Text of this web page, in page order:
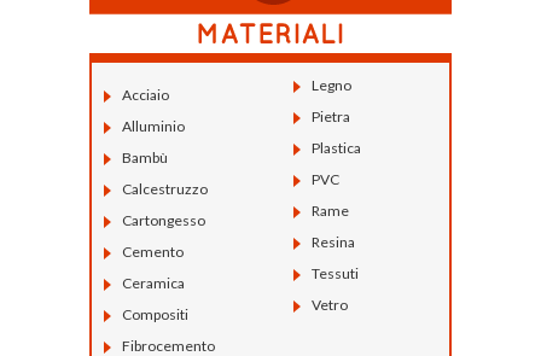
Acciaio
Alluminio
Bambù
Calcestruzzo
Cartongesso
Cemento
Ceramica
Compositi
Fibrocemento
Legno
Pietra
Plastica
PVC
Rame
Resina
Tessuti
Vetro